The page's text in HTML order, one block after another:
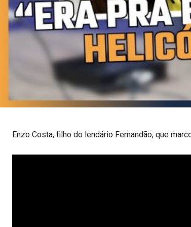
Enzo Costa, filho do lendário Fernandão, que